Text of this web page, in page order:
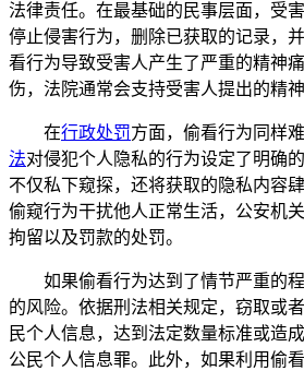
法律责任。在最基础的民事层面，受
停止侵害行为，删除已获取的记录，
看行为导致受害人产生了严重的精神
伤，法院通常会支持受害人提出的精
在行政处罚方面，偷看行为同样难
法对侵犯个人隐私的行为设定了明确
不仅私下窥探，还将获取的隐私内容
偷窥行为干扰他人正常生活，公安机
拘留以及罚款的处罚。
如果偷看行为达到了情节严重的程
的风险。依据刑法相关规定，窃取或
民个人信息，达到法定数量标准或造
公民个人信息罪。此外，如果利用偷